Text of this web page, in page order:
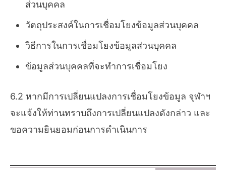
ส่วนบุคคล
วัตถุประสงค์ในการเชื่อมโยงข้อมูลส่วนบุคคล
วิธีการในการเชื่อมโยงข้อมูลส่วนบุคคล
ข้อมูลส่วนบุคคลที่จะทำการเชื่อมโยง
6.2 หากมีการเปลี่ยนแปลงการเชื่อมโยงข้อมูล จุฬาฯ
จะแจ้งให้ท่านทราบถึงการเปลี่ยนแปลงดังกล่าว และ
ขอความยินยอมก่อนการดำเนินการ